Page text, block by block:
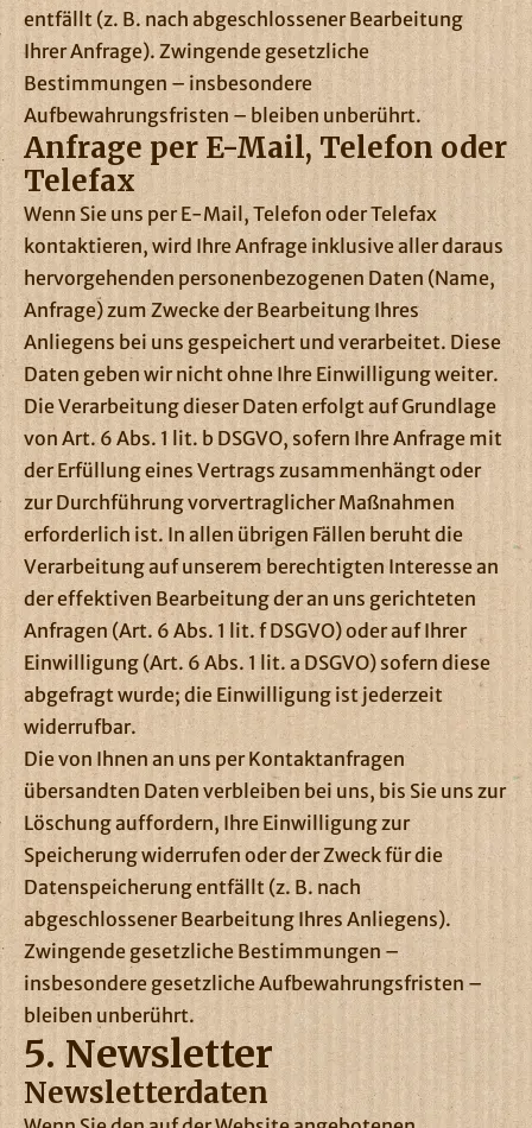
entfällt (z. B. nach abgeschlossener Bearbeitung
Ihrer Anfrage). Zwingende gesetzliche
Bestimmungen – insbesondere
Aufbewahrungsfristen – bleiben unberührt.
Anfrage per E-Mail, Telefon oder
Telefax
Wenn Sie uns per E-Mail, Telefon oder Telefax
kontaktieren, wird Ihre Anfrage inklusive aller daraus
hervorgehenden personenbezogenen Daten (Name,
Anfrage) zum Zwecke der Bearbeitung Ihres
Anliegens bei uns gespeichert und verarbeitet. Diese
Daten geben wir nicht ohne Ihre Einwilligung weiter.
Die Verarbeitung dieser Daten erfolgt auf Grundlage
von Art. 6 Abs. 1 lit. b DSGVO, sofern Ihre Anfrage mit
der Erfüllung eines Vertrags zusammenhängt oder
zur Durchführung vorvertraglicher Maßnahmen
erforderlich ist. In allen übrigen Fällen beruht die
Verarbeitung auf unserem berechtigten Interesse an
der effektiven Bearbeitung der an uns gerichteten
Anfragen (Art. 6 Abs. 1 lit. f DSGVO) oder auf Ihrer
Einwilligung (Art. 6 Abs. 1 lit. a DSGVO) sofern diese
abgefragt wurde; die Einwilligung ist jederzeit
widerrufbar.
Die von Ihnen an uns per Kontaktanfragen
übersandten Daten verbleiben bei uns, bis Sie uns zur
Löschung auffordern, Ihre Einwilligung zur
Speicherung widerrufen oder der Zweck für die
Datenspeicherung entfällt (z. B. nach
abgeschlossener Bearbeitung Ihres Anliegens).
Zwingende gesetzliche Bestimmungen –
insbesondere gesetzliche Aufbewahrungsfristen –
bleiben unberührt.
5. Newsletter
Newsletter­daten